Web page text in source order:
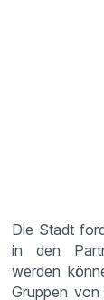
Die Stadt
in den
werden
Gruppen